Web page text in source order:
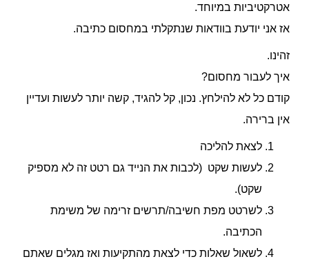
אטרקטיביות במיוחד.
אז אני יודעת בוודאות שנתקלתי במחסום כתיבה.
זהינו.
איך לעבור מחסום?
קודם כל לא להילחץ. נכון, קל להגיד, קשה יותר לעשות ועדיין
אין ברירה.
לצאת להליכה
לעשות שקט (לכבות את הנייד גם רטט זה לא מספיק
שקט).
לשרטט מפת חשיבה/תרשים זרימה של משימת
הכתיבה.
לשאול שאלות כדי לצאת מהתקיעות ואז מגלים שאתם